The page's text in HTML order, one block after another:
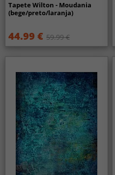
Tapete Wilton - Moudania
(bege/preto/laranja)
44.99 € 59.99 €